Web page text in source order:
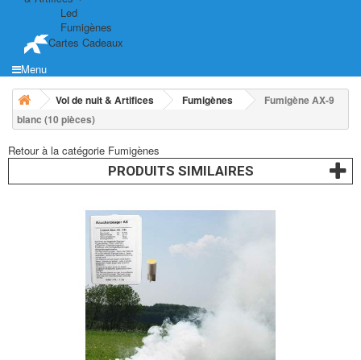
Led
Fumigènes
Cartes Cadeaux
Menu
Vol de nuit & Artifices Fumigènes
Fumigène AX-9
blanc (10 pièces)
Retour à la catégorie Fumigènes
PRODUITS SIMILAIRES